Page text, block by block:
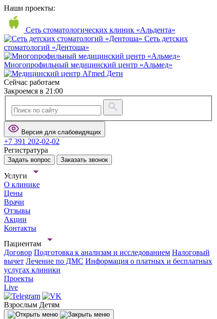
Наши проекты:
Сеть стоматологических клиник «Альдента»
Сеть детских
стоматологий «Дентоша»
Многопрофильный медицинский центр «Альмед»
Сейчас работаем
Закроемся в 21:00
Версия для слабовидящих
+7 391 202-02-02
Регистратура
Задать вопрос Заказать звонок
Услуги
О клинике
Цены
Врачи
Отзывы
Акции
Контакты
Пациентам
Договор Подготовка к анализам и исследованием Налоговый
вычет Лечение по ДМС Информация о платных и бесплатных
услугах клиники
Проекты
Live
Взрослым Детям